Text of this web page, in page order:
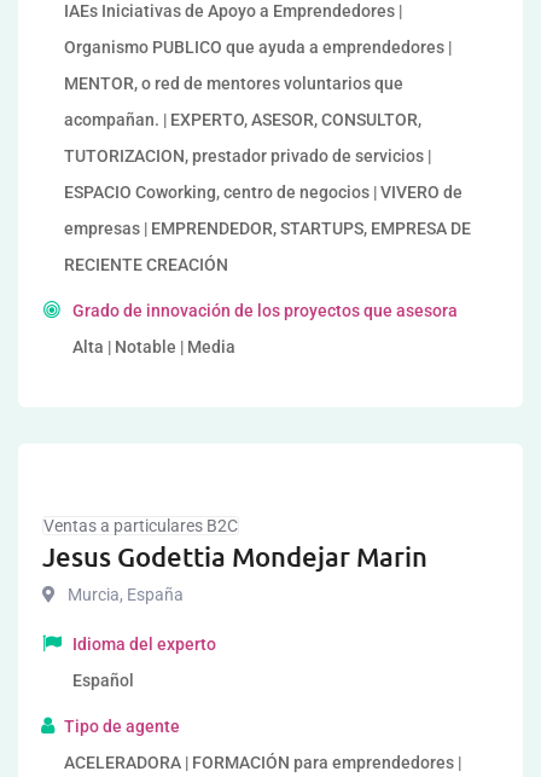
IAEs Iniciativas de Apoyo a Emprendedores |
Organismo PUBLICO que ayuda a emprendedores |
MENTOR, o red de mentores voluntarios que
acompañan. | EXPERTO, ASESOR, CONSULTOR,
TUTORIZACION, prestador privado de servicios |
ESPACIO Coworking, centro de negocios | VIVERO de
empresas | EMPRENDEDOR, STARTUPS, EMPRESA DE
RECIENTE CREACIÓN
Grado de innovación de los proyectos que asesora
Alta | Notable | Media
Ventas a particulares B2C
Jesus Godettia Mondejar Marin
Murcia, España
Idioma del experto
Español
Tipo de agente
ACELERADORA | FORMACIÓN para emprendedores |